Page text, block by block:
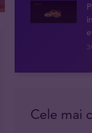
Cele mai